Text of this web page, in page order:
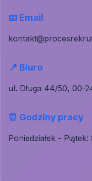
📧 Email
📍 Biuro
ul. Długa 44/50, 00-
⏰ Godziny pracy
Poniedziałek -